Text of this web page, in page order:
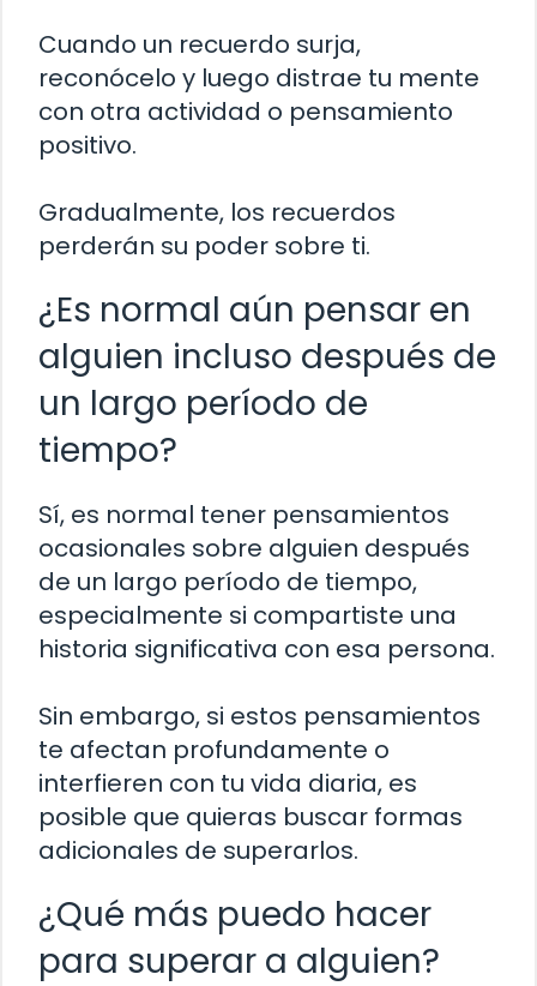
Cuando un recuerdo surja,
reconócelo y luego distrae tu mente
con otra actividad o pensamiento
positivo.
Gradualmente, los recuerdos
perderán su poder sobre ti.
¿Es normal aún pensar en
alguien incluso después de
un largo período de
tiempo?
Sí, es normal tener pensamientos
ocasionales sobre alguien después
de un largo período de tiempo,
especialmente si compartiste una
historia significativa con esa persona.
Sin embargo, si estos pensamientos
te afectan profundamente o
interfieren con tu vida diaria, es
posible que quieras buscar formas
adicionales de superarlos.
¿Qué más puedo hacer
para superar a alguien?